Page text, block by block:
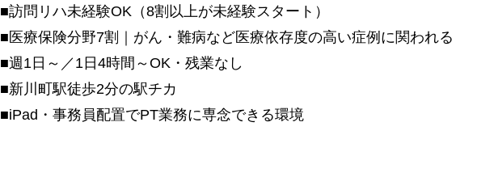
■訪問リハ未経験OK（8割以上が未経験スタート）
■医療保険分野7割｜がん・難病など医療依存度の高い症例に関われる
■週1日～／1日4時間～OK・残業なし
■新川町駅徒歩2分の駅チカ
■iPad・事務員配置でPT業務に専念できる環境